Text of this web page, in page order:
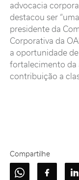
advocacia
destacou ser
presidente da
Corporativa da
a oportunidade
fortalecimento da
contribuição a
Compartilhe